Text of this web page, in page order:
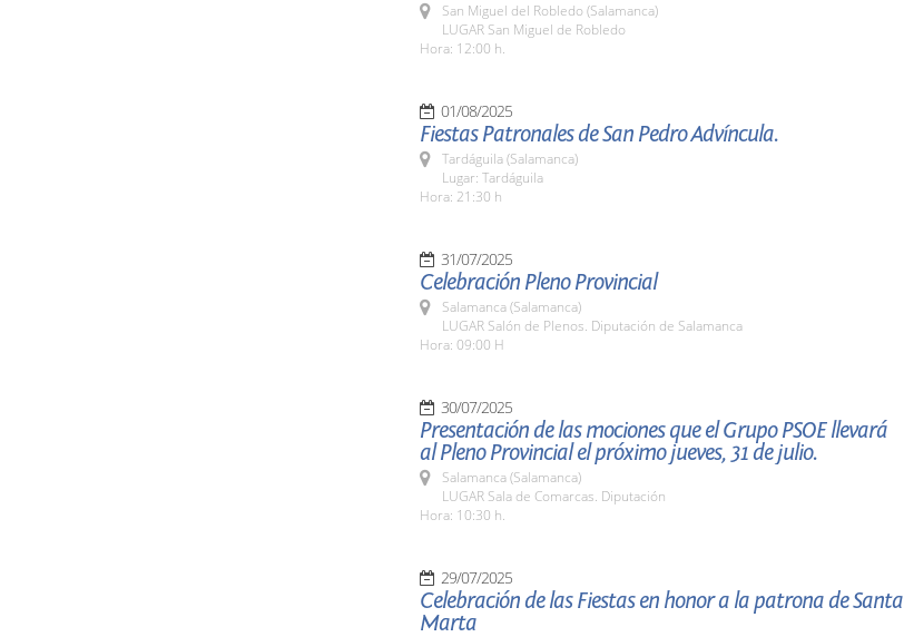
San Miguel del Robledo (Salamanca)
LUGAR San Miguel de Robledo
Hora: 12:00 h.
01/08/2025
Fiestas Patronales de San Pedro Advíncula.
Tardáguila (Salamanca)
Lugar: Tardáguila
Hora: 21:30 h
31/07/2025
Celebración Pleno Provincial
Salamanca (Salamanca)
LUGAR Salón de Plenos. Diputación de Salamanca
Hora: 09:00 H
30/07/2025
Presentación de las mociones que el Grupo PSOE llevará
al Pleno Provincial el próximo jueves, 31 de julio.
Salamanca (Salamanca)
LUGAR Sala de Comarcas. Diputación
Hora: 10:30 h.
29/07/2025
Celebración de las Fiestas en honor a la patrona de Santa
Marta